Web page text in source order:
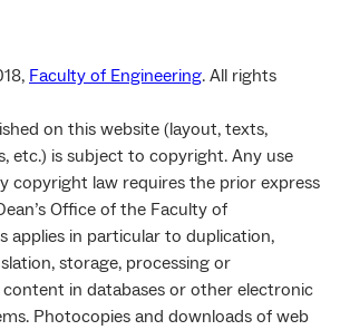
Faculty of Engineering. All rights
on this website (layout, texts,
etc.) is subject to copyright. Any use
copyright law requires the prior express
Office of the Faculty of
applies in particular to duplication,
storage, processing or
in databases or other electronic
Photocopies and downloads of web